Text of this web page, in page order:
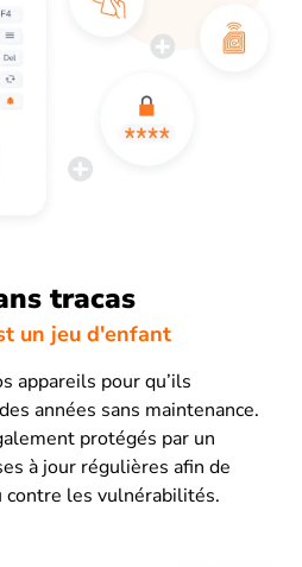
tracas
un jeu d'enfant
appareils pour qu’ils
années sans maintenance.
protégés par un
à jour régulières afin de
contre les vulnérabilités.